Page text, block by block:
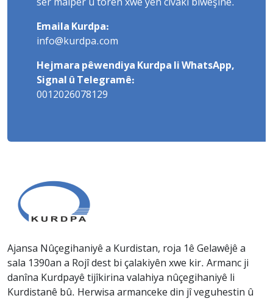
ser malper û torên xwe yên civakî biweşîne.
Emaila Kurdpa:
info@kurdpa.com
Hejmara pêwendiya Kurdpa li WhatsApp,
Signal û Telegramê:
0012026078129
Ajansa Nûçegihaniyê a Kurdistan, roja 1ê Gelawêjê a
sala 1390an a Rojî dest bi çalakiyên xwe kir. Armanc ji
danîna Kurdpayê tijîkirina valahiya nûçegihaniyê li
Kurdistanê bû. Herwisa armanceke din jî veguhestin û